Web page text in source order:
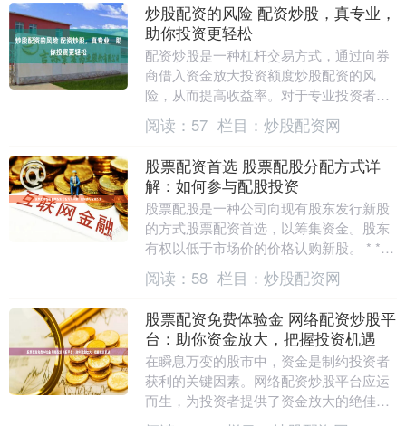
炒股配资的风险 配资炒股，真专业，
助你投资更轻松
配资炒股是一种杠杆交易方式，通过向券
商借入资金放大投资额度炒股配资的风
险，从而提高收益率。对于专业投资者而
言，配资炒股可以有效提升资金利用率，
把握更多投资机会。....
阅读： 57 栏目： 炒股配资网
股票配资首选 股票配股分配方式详
解：如何参与配股投资
股票配股是一种公司向现有股东发行新股
的方式股票配资首选，以筹集资金。股东
有权以低于市场价的价格认购新股。 * **
放大收益：**杠杆效应可以放大投资收
益，让投资....
阅读： 58 栏目： 炒股配资网
股票配资免费体验金 网络配资炒股平
台：助你资金放大，把握投资机遇
在瞬息万变的股市中，资金是制约投资者
获利的关键因素。网络配资炒股平台应运
而生，为投资者提供了资金放大的绝佳途
径。 * **资金杠杆高：**提供高达1:10的资